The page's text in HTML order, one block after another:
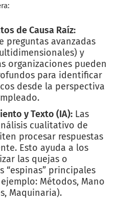
de Causa Raíz:
preguntas avanzadas
y
organizaciones pueden
para identificar
desde la perspectiva
y Texto (IA):Las
cualitativo de
procesar respuestas
Esto ayuda a los
las quejas o
“espinas” principales
Métodos, Mano
Maquinaria).